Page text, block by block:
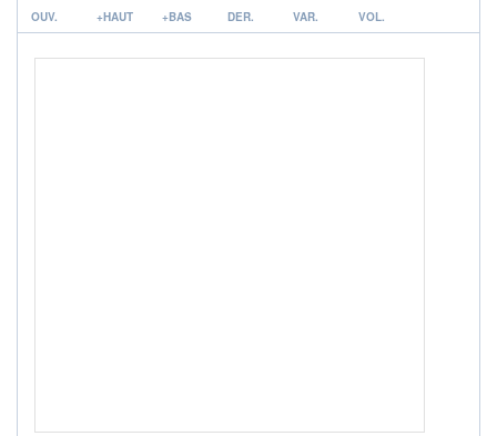
4/7
r
OUV. +HAUT +BAS DER. VAR. VOL.